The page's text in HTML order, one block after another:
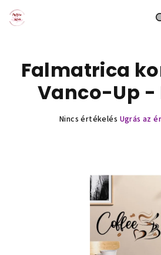
Falmatrica
Vanco-Up -
A
Nincs értékelés Ugrás az